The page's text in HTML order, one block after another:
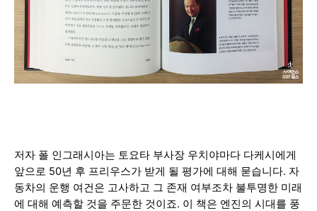
저자 폴 인그래시아는 토요타 부사장 우치야마다 다케시에게
앞으로 50년 후 프리우스가 받게 될 평가에 대해 묻습니다. 자
동차의 운행 여건은 고사하고 그 존재 여부조차 불투명한 미래
에 대해 예측할 것을 주문한 것이죠. 이 책은 엔진의 시대를 풍